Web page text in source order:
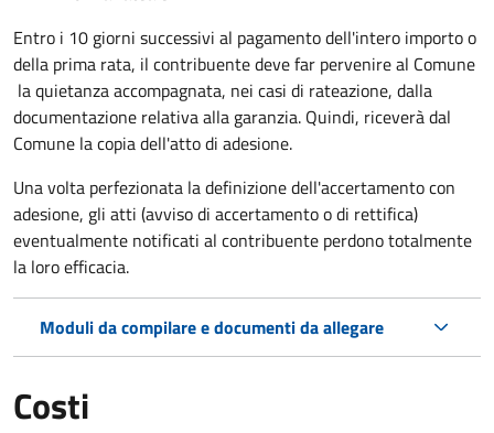
Entro i 10 giorni successivi al pagamento dell'intero importo o
della prima rata, il contribuente deve far pervenire al Comune
la quietanza accompagnata, nei casi di rateazione, dalla
documentazione relativa alla garanzia. Quindi, riceverà dal
Comune la copia dell'atto di adesione.
Una volta perfezionata la definizione dell'accertamento con
adesione, gli atti (avviso di accertamento o di rettifica)
eventualmente notificati al contribuente perdono totalmente
la loro efficacia.
Moduli da compilare e documenti da allegare
Costi